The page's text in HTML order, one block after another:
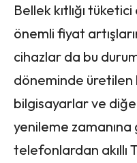
Bellek kıtlığı
önemli fiyat
cihazlar da bu
döneminde üretilen
bilgisayarlar ve
yenileme zamanına
telefonlardan akıllı